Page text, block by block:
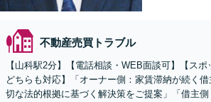
不動産売買トラブル
【山科駅2分】【電話相談・WEB面談可】【ス
どちらも対応】「オーナー側：家賃滞納が続く
切な法的根拠に基づく解決策をご提案」「借主